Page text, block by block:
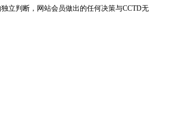
立判断，网站会员做出的任何决策与CCTD无